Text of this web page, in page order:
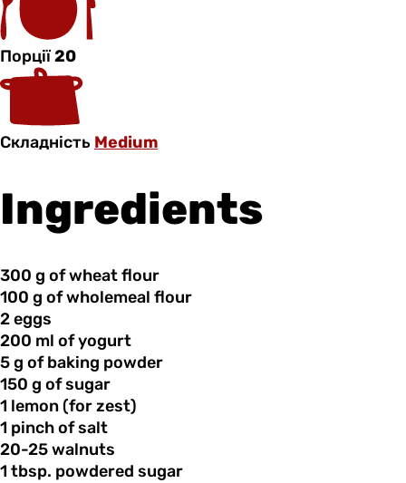
Порції20
Складність Medium
Ingredients
300 g ofwheat flour
100 g ofwholemeal flour
2 eggs
200 ml ofyogurt
5 g ofbaking powder
150 g ofsugar
1 lemon(forzest)
1 pinchofsalt
20-25 walnuts
1 tbsp. powdered sugar